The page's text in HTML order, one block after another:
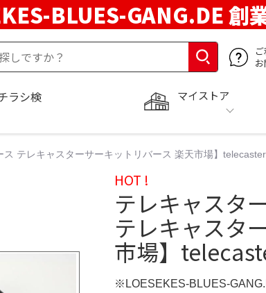
BLUES-GANG.DE 創
マイストア
ラシ検
テレキャスターサーキットリバース 楽天市場】
HOT !
テレキャスタ
テレキャスタ
市場】
※LOESEKES-BLUES-